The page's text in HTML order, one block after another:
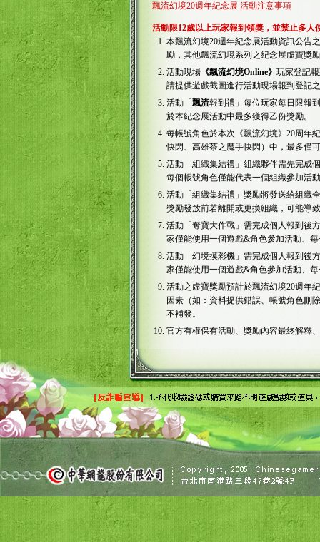
飄流幻境20週年紀念展 活動注意事項
活動限12歲以上玩家報到領獎，並禁止多人
本飄流幻境20週年紀念展活動資訊公告
勵，其他飄流幻境系列之紀念展虛寶獎
活動現場《飄流幻境Online》 玩家登記
請提供遊戲截圖進行活動現場報到登記
活動「 飄流報到禮」每位玩家每日限報
於本紀念展活動中最多獲得乙份獎勵。
每帳號角色於本次《飄流幻境》20周年
快閃、高雄茶之魔手快閃）中，最多僅
活動「組織集結禮」組織夥伴需先完成
每個帳號角色僅能代表一個組織參加活
活動「組織集結禮」獎勵將發送給組織
獎勵發放前若離開或更換組織，可能導
活動「奪寶大作戰」需完成個人報到後
家僅能使用一個遊戲&角色參加活動、
活動「幻境摸彩機」需完成個人報到後
家僅能使用一個遊戲&角色參加活動、
活動之虛寶獎勵預計於飄流幻境20週年
因素（如：資料提供錯誤、帳號角色刪
不補發。
官方有權保有活動、獎勵內容最終解釋